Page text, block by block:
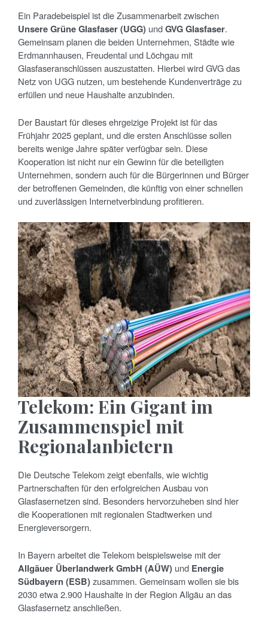
Ein Paradebeispiel ist die Zusammenarbeit zwischen
Unsere Grüne Glasfaser (UGG) undGVG Glasfaser.
Gemeinsam planen die beiden Unternehmen, Städte wie
Erdmannhausen, Freudental und Löchgau mit
Glasfaseranschlüssen auszustatten. Hierbei wird GVG das
Netz von UGG nutzen, um bestehende Kundenverträge zu
erfüllen und neue Haushalte anzubinden.
Der Baustart für dieses ehrgeizige Projekt ist für das
Frühjahr 2025 geplant, und die ersten Anschlüsse sollen
bereits wenige Jahre später verfügbar sein. Diese
Kooperation ist nicht nur ein Gewinn für die beteiligten
Unternehmen, sondern auch für die Bürgerinnen und Bürger
der betroffenen Gemeinden, die künftig von einer schnellen
und zuverlässigen Internetverbindung profitieren.
Telekom: Ein Gigant im
Zusammenspiel mit
Regionalanbietern
Die Deutsche Telekom zeigt ebenfalls, wie wichtig
Partnerschaften für den erfolgreichen Ausbau von
Glasfasernetzen sind. Besonders hervorzuheben sind hier
die Kooperationen mit regionalen Stadtwerken und
Energieversorgern.
In Bayern arbeitet die Telekom beispielsweise mit der
Allgäuer Überlandwerk GmbH (AÜW) und Energie
Südbayern (ESB)zusammen. Gemeinsam wollen sie bis
2030 etwa 2.900 Haushalte in der Region Allgäu an das
Glasfasernetz anschließen.